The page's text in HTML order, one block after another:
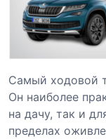
Самый ходовой
Он наиболее
на дачу, так и
пределах